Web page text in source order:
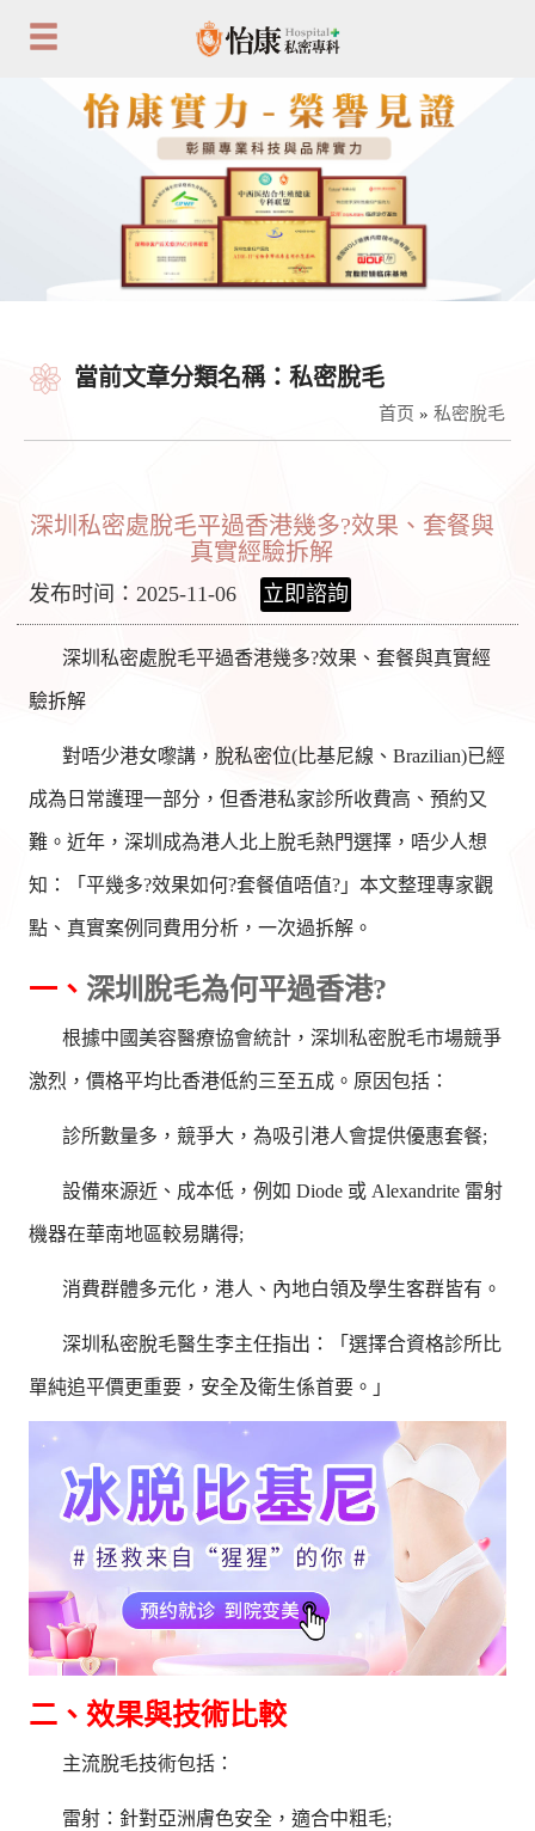
當前文章分類名稱：私密脫毛
首页 » 私密脫毛
深圳私密處脫毛平過香港幾多?效果、套餐與
真實經驗拆解
发布时间：2025-11-06 立即諮詢
深圳私密處脫毛平過香港幾多?效果、套餐與真實經
驗拆解
對唔少港女嚟講，脫私密位(比基尼線、Brazilian)已經
成為日常護理一部分，但香港私家診所收費高、預約又
難。近年，深圳成為港人北上脫毛熱門選擇，唔少人想
知：「平幾多?效果如何?套餐值唔值?」本文整理專家觀
點、真實案例同費用分析，一次過拆解。
一、深圳脫毛為何平過香港?
根據中國美容醫療協會統計，深圳私密脫毛市場競爭
激烈，價格平均比香港低約三至五成。原因包括：
診所數量多，競爭大，為吸引港人會提供優惠套餐;
設備來源近、成本低，例如 Diode 或 Alexandrite 雷射
機器在華南地區較易購得;
消費群體多元化，港人、內地白領及學生客群皆有。
深圳私密脫毛醫生李主任指出：「選擇合資格診所比
單純追平價更重要，安全及衛生係首要。」
二、效果與技術比較
主流脫毛技術包括：
雷射：針對亞洲膚色安全，適合中粗毛;